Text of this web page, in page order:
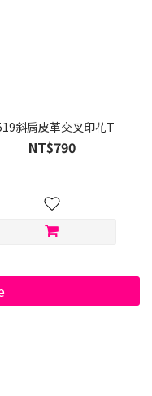
斜肩皮革交叉印花T
NT$790